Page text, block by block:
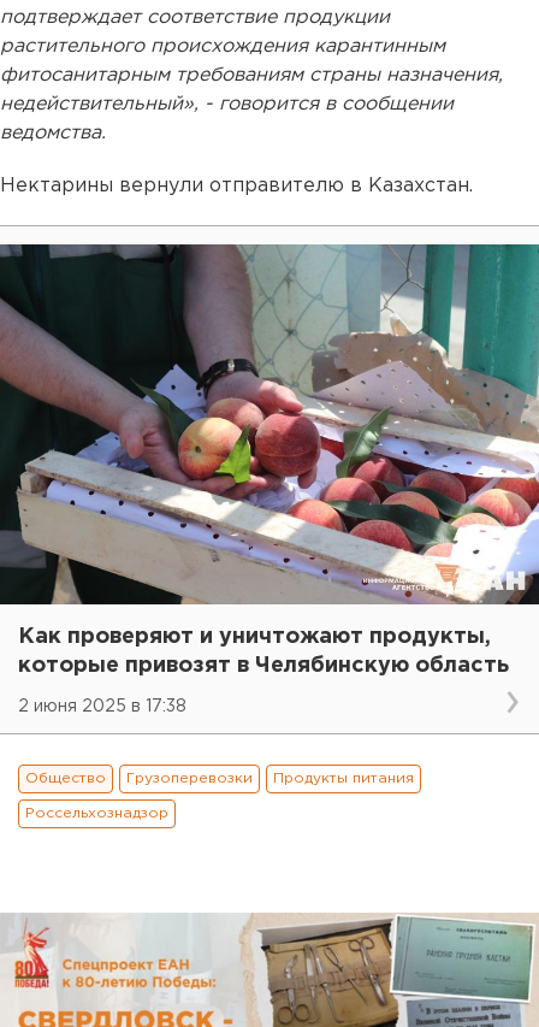
подтверждает соответствие продукции
растительного происхождения карантинным
фитосанитарным требованиям страны назначения,
недействительный», - говорится в сообщении
ведомства.
Нектарины вернули отправителю в Казахстан.
Как проверяют и уничтожают продукты,
которые привозят в Челябинскую область
2 июня 2025 в 17:38
Общество Грузоперевозки Продукты питания
Россельхознадзор